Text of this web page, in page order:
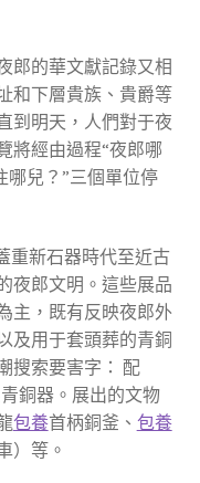
郎的華文獻記錄又相
和下層貴族、貴爵等
到明天，人們對于夜
將經由過程“夜郎哪
哪兒？”三個單位停
重新石器時代至近古
夜郎文明。這些展品
主，既有反映夜郎外
及用于套頭葬的青銅
搜索要害字： 配
銅器。展出的文物
包養首柄銅釜、 包養
）等。